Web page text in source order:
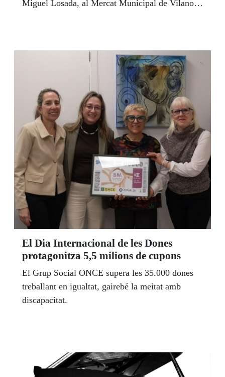
Miguel Losada, al Mercat Municipal de Vilanova
El Dia Internacional de les Dones
protagonitza 5,5 milions de cupons
El Grup Social ONCE supera les 35.000 dones
treballant en igualtat, gairebé la meitat amb
discapacitat.